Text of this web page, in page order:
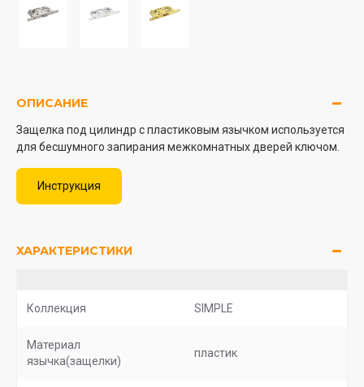
ОПИСАНИЕ
Защелка под цилиндр с пластиковым язычком используется
для бесшумного запирания межкомнатных дверей ключом.
Инструкция
ХАРАКТЕРИСТИКИ
Коллекция SIMPLE
Материал
язычка(защелки)
пластик